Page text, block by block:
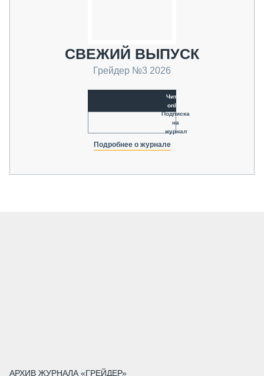
СВЕЖИЙ ВЫПУСК
Грейдер №3 2026
Читать
online
Подписка
на
журнал
Подробнее о журнале
АРХИВ ЖУРНАЛА «ГРЕЙДЕР»